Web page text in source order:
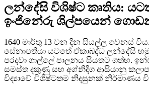
ලන්දේසි විශිෂ්ට කෘතිය:
ඉංජිනේරු ශිල්පයෙන්
1640 මාර්තු 13 වන දින සියල්ල වෙනස්
සේනාපතියා යටතේ ඒකාබද්ධ ලන්දේසි
පරදවා ගාල්ලේ පාලනය සියතට ගත්හ.
සමස්ත දකුණු සහ අග්නිදිග ආසියානු
විද්‍යාවේ විශිෂ්ටතම නිදසුනක් නිර්මාණය